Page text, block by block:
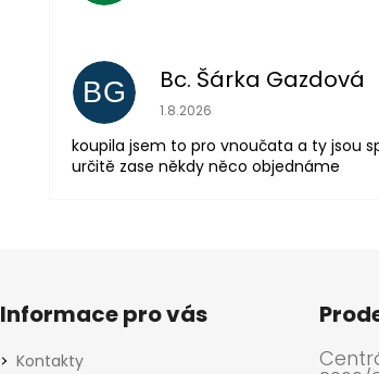
BG Bc. Šárka Gazdová
Hodnocení obchodu je 5 z 5
1.8.2026
koupila jsem to pro vnoučata a ty jsou
určitě zase někdy něco objednáme
Informace pro vás
Kontakty